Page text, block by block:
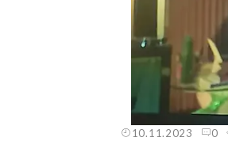
10.11.2023 0